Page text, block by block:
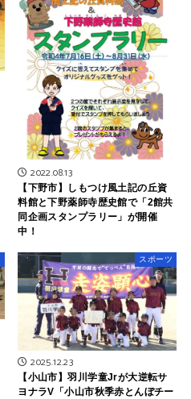
2022.08.13
【下野市】しもつけ風土記の丘資
料館と下野薬師寺歴史館で「2館共
同企画スタンプラリー」が開催
中！
スポーツ
2025.12.23
【小山市】羽川学童Jrが大逆転サ
ヨナラV「小山市秋季赤とんぼチー